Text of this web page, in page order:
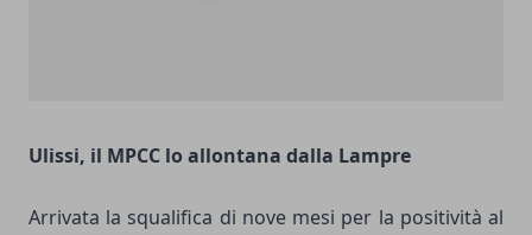
Ulissi, il MPCC lo allontana dalla Lampre
Arrivata la squalifica di nove mesi per la positività al